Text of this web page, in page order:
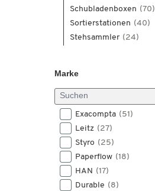
Schubladenboxen (70)
Sortierstationen (40)
Stehsammler (24)
Marke
Exacompta (51)
Leitz (27)
Styro (25)
Paperflow (18)
HAN (17)
Durable (8)